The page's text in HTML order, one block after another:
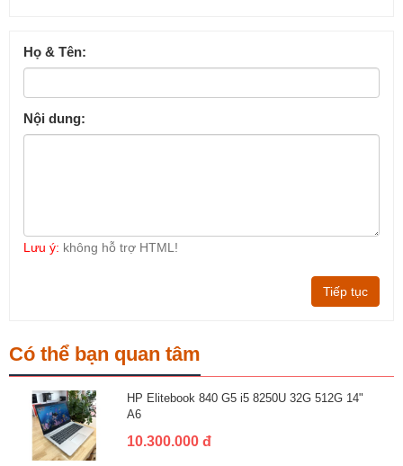
Họ & Tên:
Nội dung:
Lưu ý: không hỗ trợ HTML!
Tiếp tục
Có thể bạn quan tâm
HP Elitebook 840 G5 i5 8250U 32G 512G 14"
A6
10.300.000 đ